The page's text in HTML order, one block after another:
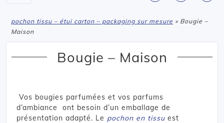
pochon tissu – étui carton – packaging sur mesure » Bougie –
Maison
Bougie – Maison
Vos bougies parfumées et vos parfums
d’ambiance ont besoin d’un emballage de
présentation adapté. Le pochon en tissu est